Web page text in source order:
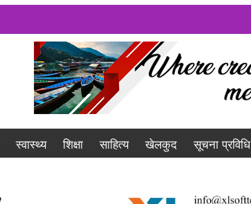
स्वास्थ्य शिक्षा साहित्य खेलकुद सूचना प्रविधि